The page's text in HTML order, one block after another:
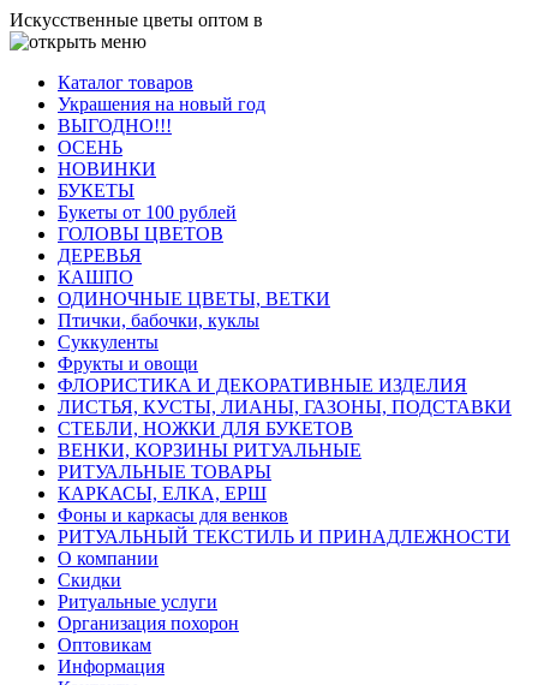
Искусственные цветы оптом в
Каталог товаров
Украшения на новый год
ВЫГОДНО!!!
ОСЕНЬ
НОВИНКИ
БУКЕТЫ
Букеты от 100 рублей
ГОЛОВЫ ЦВЕТОВ
ДЕРЕВЬЯ
КАШПО
ОДИНОЧНЫЕ ЦВЕТЫ, ВЕТКИ
Птички, бабочки, куклы
Суккуленты
Фрукты и овощи
ФЛОРИСТИКА И ДЕКОРАТИВНЫЕ ИЗДЕЛИЯ
ЛИСТЬЯ, КУСТЫ, ЛИАНЫ, ГАЗОНЫ, ПОДСТАВКИ
СТЕБЛИ, НОЖКИ ДЛЯ БУКЕТОВ
ВЕНКИ, КОРЗИНЫ РИТУАЛЬНЫЕ
РИТУАЛЬНЫЕ ТОВАРЫ
КАРКАСЫ, ЕЛКА, ЕРШ
Фоны и каркасы для венков
РИТУАЛЬНЫЙ ТЕКСТИЛЬ И ПРИНАДЛЕЖНОСТИ
О компании
Скидки
Ритуальные услуги
Организация похорон
Оптовикам
Информация